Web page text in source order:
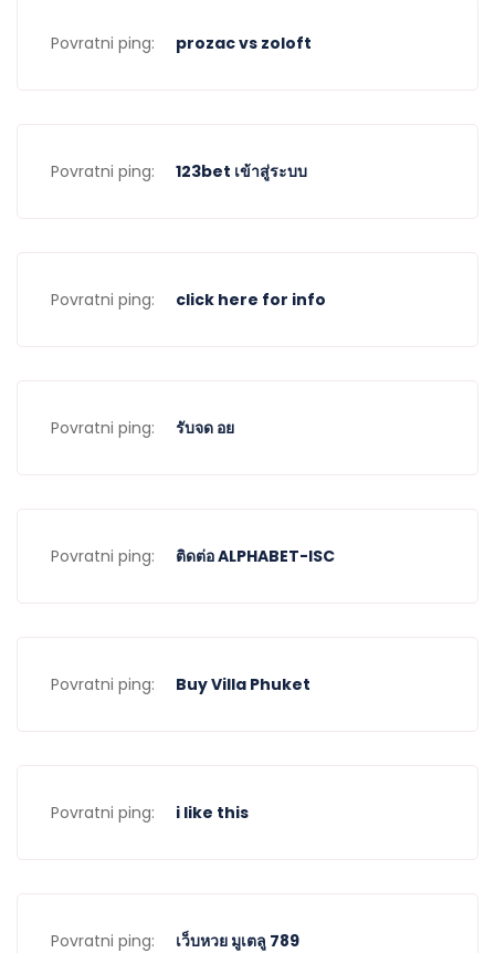
Povratni ping: prozac vs zoloft
Povratni ping: 123bet เข้าสู่ระบบ
Povratni ping: click here for info
Povratni ping: รับจด อย
Povratni ping: ติดต่อ ALPHABET-ISC
Povratni ping: Buy Villa Phuket
Povratni ping: i like this
Povratni ping: เว็บหวย มูเตลู 789